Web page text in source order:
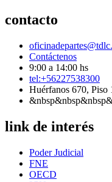
contacto
Contáctenos
9:00 a 14:00 hs
tel:+56227538300
Huérfanos 670, Piso
link de interés
Poder Judicial
FNE
OECD